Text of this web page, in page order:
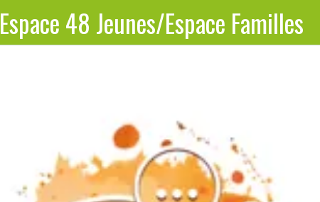
Espace 48 Jeunes/Espace Familles